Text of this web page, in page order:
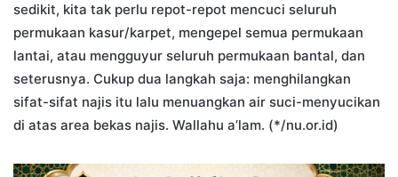
sedikit, kita tak perlu repot-repot mencuci seluruh
permukaan kasur/karpet, mengepel semua permukaan
lantai, atau mengguyur seluruh permukaan bantal, dan
seterusnya. Cukup dua langkah saja: menghilangkan
sifat-sifat najis itu lalu menuangkan air suci-menyucikan
di atas area bekas najis. Wallahu a’lam. (*/nu.or.id)